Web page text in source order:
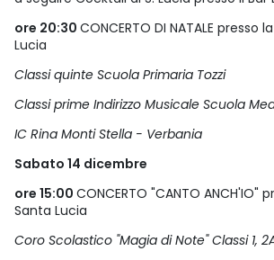
ore 20:30 CONCERTO DI NATALE presso
Lucia
Classi quinte Scuola Primaria Tozzi
Classi prime Indirizzo Musicale Scuola
IC Rina Monti Stella - Verbania
Sabato 14 dicembre
ore 15:00 CONCERTO "CANTO ANCH'IO"
Santa Lucia
Coro Scolastico "Magia di Note" Classi 1,